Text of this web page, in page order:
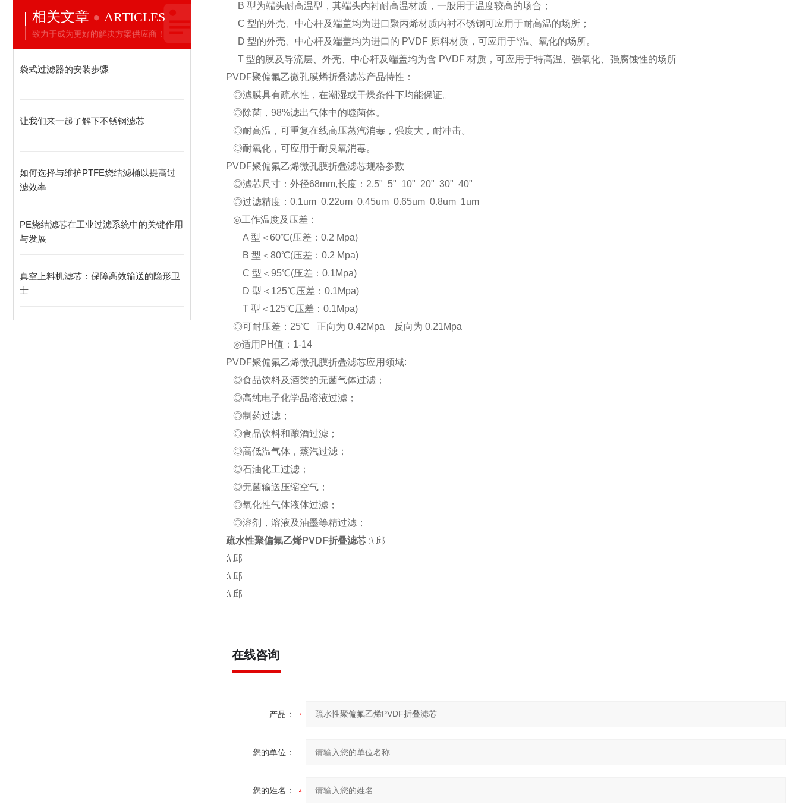
相关文章 ARTICLES
致力于成为更好的解决方案供应商！
袋式过滤器的安装步骤
让我们来一起了解下不锈钢滤芯
如何选择与维护PTFE烧结滤桶以提高过
滤效率
PE烧结滤芯在工业过滤系统中的关键作用
与发展
真空上料机滤芯：保障高效输送的隐形卫
士
B 型为端头耐高温型，其端头内衬耐高温材质，一般用于温度较高的场合；
C 型的外壳、中心杆及端盖均为进口聚丙烯材质内衬不锈钢可应用于耐高温的场所；
D 型的外壳、中心杆及端盖均为进口的 PVDF 原料材质，可应用于*温、氧化的场所。
T 型的膜及导流层、外壳、中心杆及端盖均为含 PVDF 材质，可应用于特高温、强氧化、强腐蚀性的场所
PVDF聚偏氟乙微孔膜烯折叠滤芯产品特性：
◎滤膜具有疏水性，在潮湿或干燥条件下均能保证。
◎除菌，98%滤出气体中的噬菌体。
◎耐高温，可重复在线高压蒸汽消毒，强度大，耐冲击。
◎耐氧化，可应用于耐臭氧消毒。
PVDF聚偏氟乙烯微孔膜折叠滤芯规格参数
◎滤芯尺寸：外径68mm,长度：2.5" 5" 10" 20" 30" 40"
◎过滤精度：0.1um 0.22um 0.45um 0.65um 0.8um 1um
◎工作温度及压差：
A 型＜60℃(压差：0.2 Mpa)
B 型＜80℃(压差：0.2 Mpa)
C 型＜95℃(压差：0.1Mpa)
D 型＜125℃压差：0.1Mpa)
T 型＜125℃压差：0.1Mpa)
◎可耐压差：25℃ 正向为 0.42Mpa 反向为 0.21Mpa
◎适用PH值：1-14
PVDF聚偏氟乙烯微孔膜折叠滤芯应用领域:
◎食品饮料及酒类的无菌气体过滤；
◎高纯电子化学品溶液过滤；
◎制药过滤；
◎食品饮料和酿酒过滤；
◎高低温气体，蒸汽过滤；
◎石油化工过滤；
◎无菌输送压缩空气；
◎氧化性气体液体过滤；
◎溶剂，溶液及油墨等精过滤；
疏水性聚偏氟乙烯PVDF折叠滤芯 :\ 邱
:\ 邱
:\ 邱
:\ 邱
在线咨询
产品：
您的单位：
您的姓名：